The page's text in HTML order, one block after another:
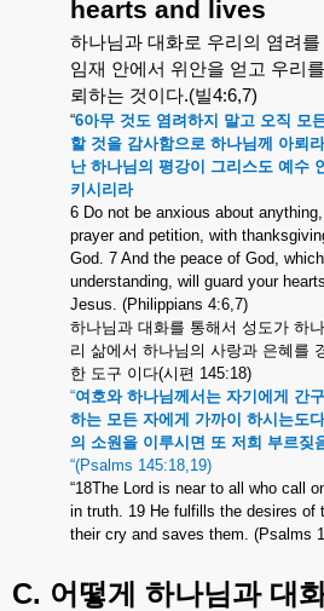
hearts and lives
하나님과 대화로 우리의 염려를
임재 안에서 위안을 얻고 우리를
뢰하는 것이다.(빌4:6,7)
“6아무 것도 염려하지 말고 오직 모
할 것을 감사함으로 하나님께 아뢰라
난 하나님의 평강이 그리스도 예수
키시리라
6 Do not be anxious about
prayer and petition, with
God. 7 And the peace of God,
understanding, will guard your
Jesus. (Philippians 4:6,7)
하나님과 대화를 통해서 성도가 하
리 삶에서 하나님의 사랑과 은혜를
한 도구 이다(시편 145:18)
“여호와 하나님께서는 자기에게 간
하는 모든 자에게 가까이 하시는도다
의 소원을 이루시면 또 저희 부르짖
“(Psalms 145:18,19)
“18The Lord is near to all who call
in truth. 19 He fulfills the desires of
their cry and saves them. (Psalms
C. 어떻게 하나님과 대